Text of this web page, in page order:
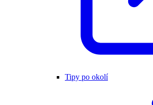
Tipy po okolí